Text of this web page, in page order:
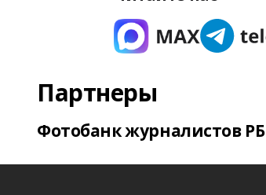
Партнеры
Фотобанк журналистов РБ